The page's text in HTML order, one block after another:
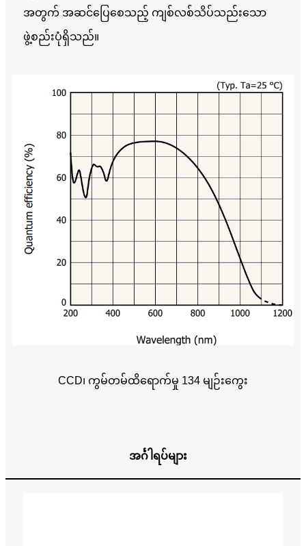
အတွက် အဆင်ပြေစေသည့် ကျစ်လစ်သိပ်သည်းသော
ဖွဲ့စည်းပုံရှိသည်။
CCD၊ ကွမ်တမ်ထိရောက်မှု 134 မျဉ်းကွေး
အင်္ဂါရပ်များ